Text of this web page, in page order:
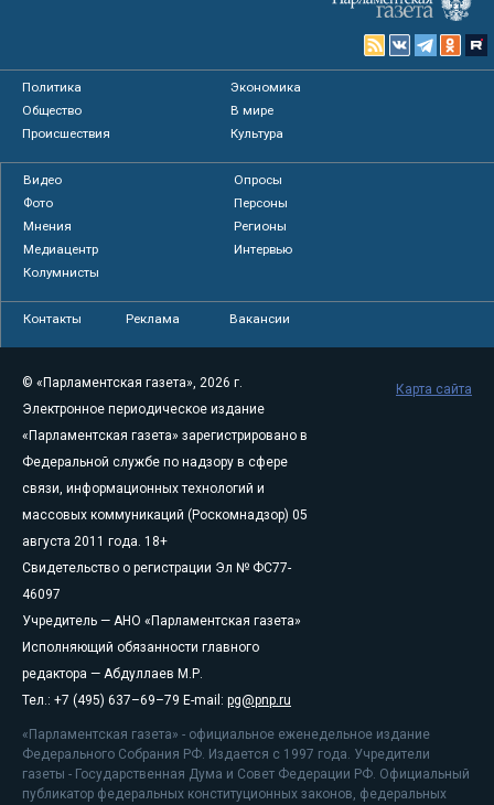
Политика
Экономика
Общество
В мире
Происшествия
Культура
Видео
Опросы
Фото
Персоны
Мнения
Регионы
Медиацентр
Интервью
Колумнисты
Контакты Реклама Вакансии
© «Парламентская газета», 2026 г.
Электронное периодическое издание
«Парламентская газета» зарегистрировано в
Федеральной службе по надзору в сфере
связи, информационных технологий и
массовых коммуникаций (Роскомнадзор) 05
августа 2011 года. 18+
Свидетельство о регистрации Эл № ФС77-
46097
Учредитель — АНО «Парламентская газета»
Исполняющий обязанности главного
редактора — Абдуллаев М.Р.
Тел.: +7 (495) 637–69–79 E-mail: pg@pnp.ru
«Парламентская газета» - официальное еженедельное издание
Федерального Собрания РФ. Издается с 1997 года. Учредители
газеты - Государственная Дума и Совет Федерации РФ. Официальный
публикатор федеральных конституционных законов, федеральных
Карта сайта